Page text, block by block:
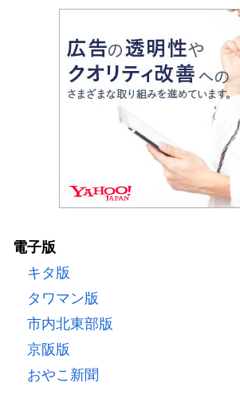
電子版
キタ版
タワマン版
市内北東部版
京阪版
おやこ新聞